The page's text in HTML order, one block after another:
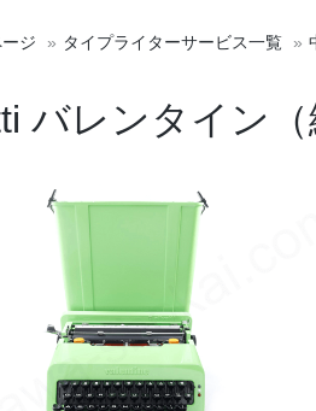
ージ タイプライターサービス一覧
バレンタイン